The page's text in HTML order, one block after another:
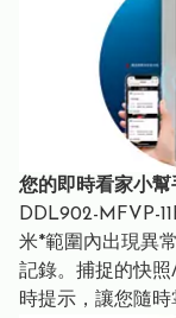
您的即時看家小幫
DDL902-MFVP-
米*範圍內出現異
記錄。捕捉的快
時提示，讓您隨時